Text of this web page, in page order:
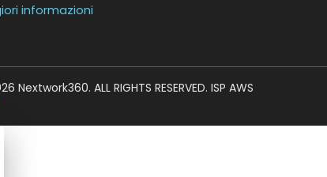
informazioni
ALL RIGHTS RESERVED. ISP AWS